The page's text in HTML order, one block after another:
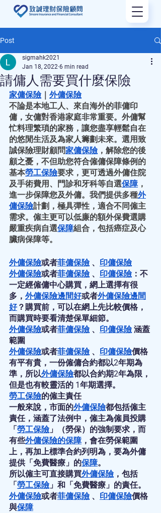
Post
請傭人需要買什麼保險
sigmahk2021
Jan 18, 2022 6 min read
家傭保險 ｜ 外傭保險
不論是本地工人、來自海外的菲傭印
傭，女傭對香港家庭非常重要。外傭幫
忙料理繁瑣的家務，讓您盡享輕鬆自在
的悠閒生活及為家人籌劃未來。選用致
誠保險理財顧問家傭保險 ，解除您的後
顧之憂，不但助您符合僱傭保障條例的
基本勞工保險要求，更可透過外傭住院
及手術費用、門診和牙科等自選保障，
進一步保障您及外傭。我們提供多種外
傭保險計劃，極具彈性，適合不同僱主
需求。僱主更可以低廉的額外保費選購
嚴重疾病自選保障組合，包括癌症及心
臟病保障等。
外傭保險或者菲傭保險 、 印傭保險
外傭保險或者菲傭保險 、 印傭保險 ：不
一定經僱傭中心購買，網上選擇有很
多， 外傭保險邊間好或者外傭保險邊間
好？購買前，可以在網上先比較價格，
而購買時要看清楚保單細節。
外傭保險或者菲傭保險 、 印傭保險 涵蓋
範圍
外傭保險或者菲傭保險 、 印傭保險價格
有平有貴，一份僱傭合約都以2年期為
準，所以外傭保險都以合約期2年為限，
但是也有較靈活的 1年期選擇。
勞工保險的僱主責任
一般來說，市面的外傭保險都包括僱主
責任，涵蓋了法例中，僱主為僱員投購
「勞工保險 」（勞保）的強制要求，而
有些外傭保險的保障，會在勞保範圍
上，再加上標準合約列明為，要為外傭
提供「免費醫療」的保障。
所以僱主可直接購買外傭保險 ，包括
「勞工保險 」和「免費醫療」的責任。
外傭保險或者菲傭保險 、 印傭保險價格
與保障